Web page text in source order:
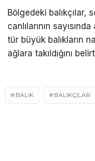
Bölgedeki balıkçılar,
canlılarının
tür büyük balıkların
ağlara takıldığını
BALIK BALIKÇILAR